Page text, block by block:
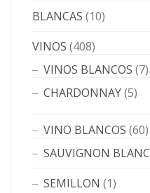
BLANCAS (10)
VINOS (408)
VINOS BLANCOS (7)
CHARDONNAY(5)
VINO BLANCOS (60)
SAUVIGNON BLANC
SEMILLON (1)